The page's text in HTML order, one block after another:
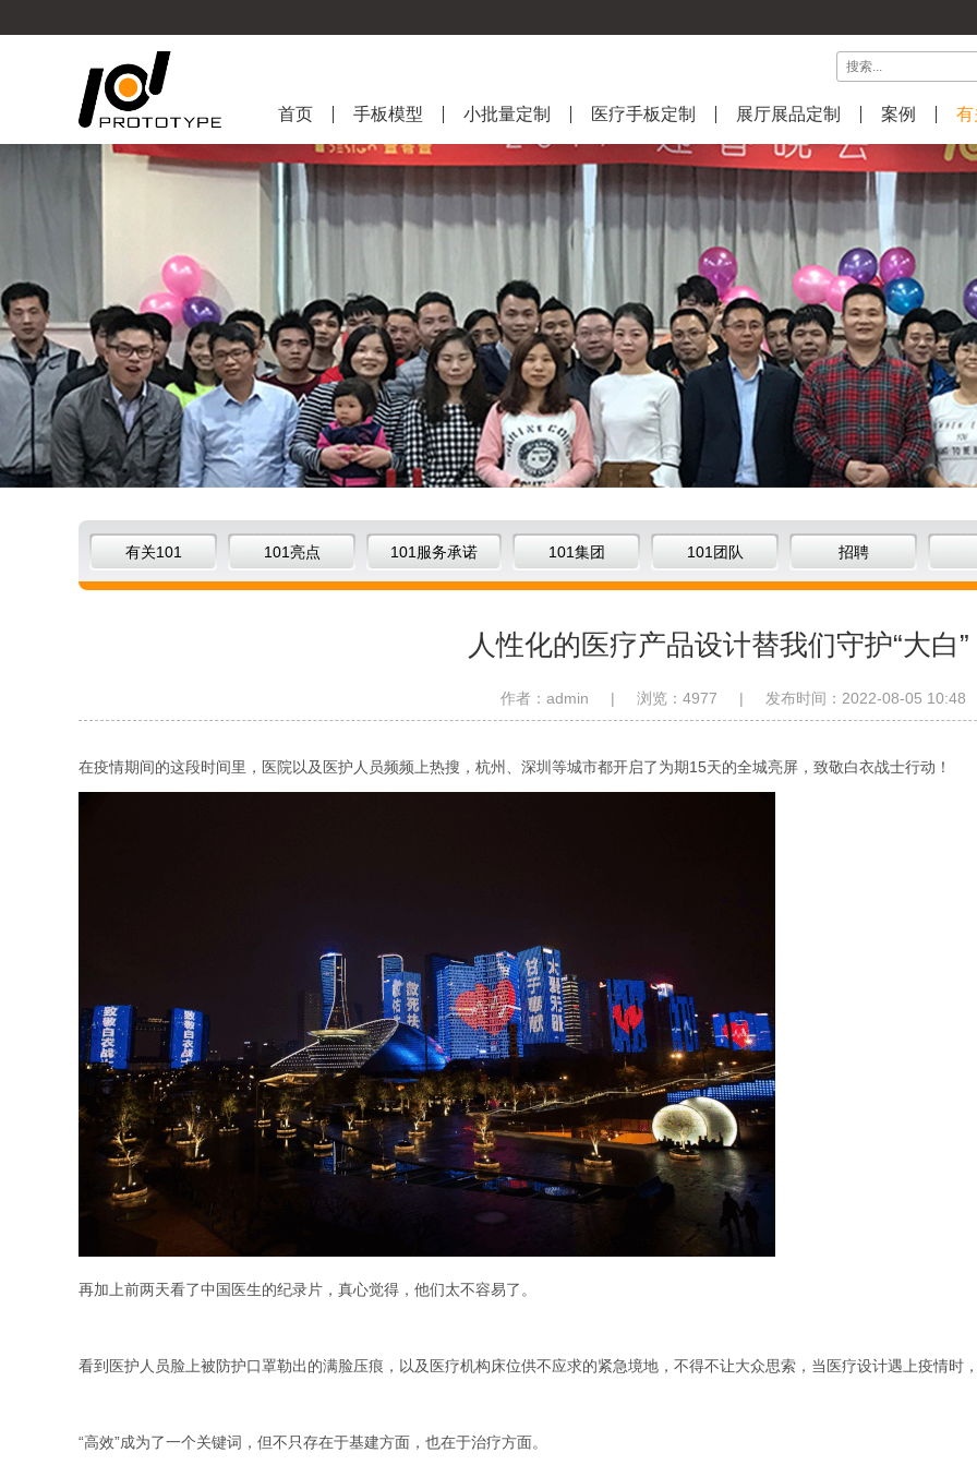
首页 手板模型 小批量定制 医疗手板定制 展厅展品定制 案例 有
有关101 101亮点 101服务承诺 101集团 101团队 招聘
人性化的医疗产品设计替我们守护“大白”
作者：admin | 浏览：4977 | 发布时间：2022-08-05 10:48
在疫情期间的这段时间里，医院以及医护人员频频上热搜，杭州、深圳等城市都开启了为期15天的全城亮屏，致敬白衣战士行动！
再加上前两天看了中国医生的纪录片，真心觉得，他们太不容易了。
看到医护人员脸上被防护口罩勒出的满脸压痕，以及医疗机构床位供不应求的紧急境地，不得不让大众思索，当医疗设计遇上疫情时
“高效”成为了一个关键词，但不只存在于基建方面，也在于治疗方面。